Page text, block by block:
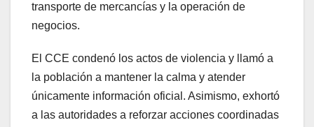
transporte de mercancías y la operación de
negocios.
El CCE condenó los actos de violencia y llamó a
la población a mantener la calma y atender
únicamente información oficial. Asimismo, exhortó
a las autoridades a reforzar acciones coordinadas